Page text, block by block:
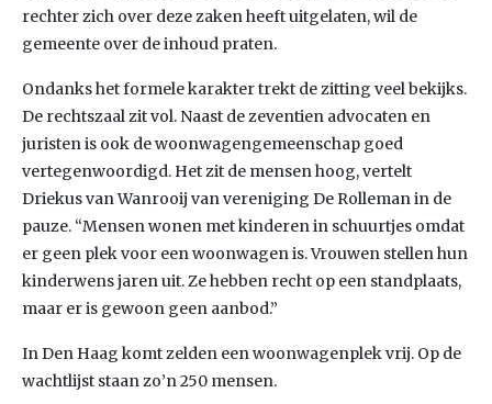
rechter zich over deze zaken heeft uitgelaten, wil de
gemeente over de inhoud praten.
Ondanks het formele karakter trekt de zitting veel bekijks.
De rechtszaal zit vol. Naast de zeventien advocaten en
juristen is ook de woonwagengemeenschap goed
vertegenwoordigd. Het zit de mensen hoog, vertelt
Driekus van Wanrooij van vereniging De Rolleman in de
pauze. “Mensen wonen met kinderen in schuurtjes omdat
er geen plek voor een woonwagen is. Vrouwen stellen hun
kinderwens jaren uit. Ze hebben recht op een standplaats,
maar er is gewoon geen aanbod.”
In Den Haag komt zelden een woonwagenplek vrij. Op de
wachtlijst staan zo’n 250 mensen.